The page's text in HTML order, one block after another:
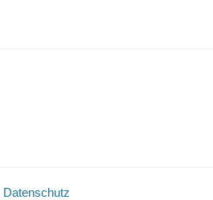
Datenschutz